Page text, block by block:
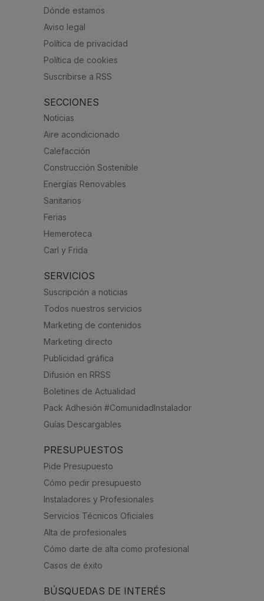
Dónde estamos
Aviso legal
Política de privacidad
Política de cookies
Suscribirse a RSS
SECCIONES
Noticias
Aire acondicionado
Calefacción
Construcción Sostenible
Energías Renovables
Sanitarios
Ferias
Hemeroteca
Carl y Frida
SERVICIOS
Suscripción a noticias
Todos nuestros servicios
Marketing de contenidos
Marketing directo
Publicidad gráfica
Difusión en RRSS
Boletines de Actualidad
Pack Adhesión #ComunidadInstalador
Guías Descargables
PRESUPUESTOS
Pide Presupuesto
Cómo pedir presupuesto
Instaladores y Profesionales
Servicios Técnicos Oficiales
Alta de profesionales
Cómo darte de alta como profesional
Casos de éxito
BÚSQUEDAS DE INTERÉS